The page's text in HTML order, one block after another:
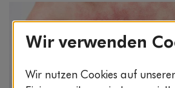
Wir verwenden
Wir nutzen Cookies auf